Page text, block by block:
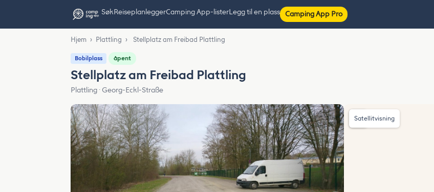
SøkReiseplanleggerCamping App-listerLegg til en plass Camping App Pro
Hjem › Plattling › Stellplatz am Freibad Plattling
Bobilplass åpent
Stellplatz am Freibad Plattling
Plattling · Georg-Eckl-Straße
Satellitvisning